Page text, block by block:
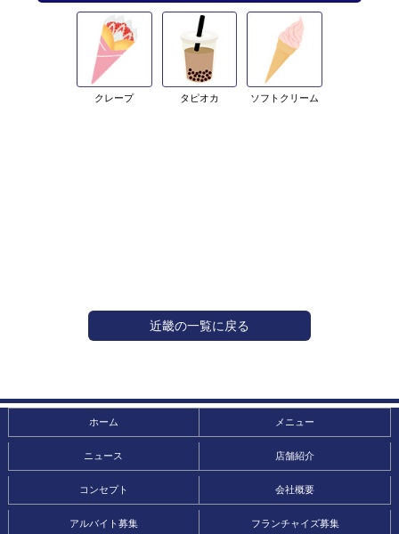
クレープ タピオカ ソフトクリーム
近畿の一覧に戻る
ホーム メニュー
ニュース 店舗紹介
コンセプト 会社概要
アルバイト募集 フランチャイズ募集